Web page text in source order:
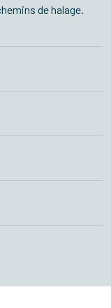
de halage.